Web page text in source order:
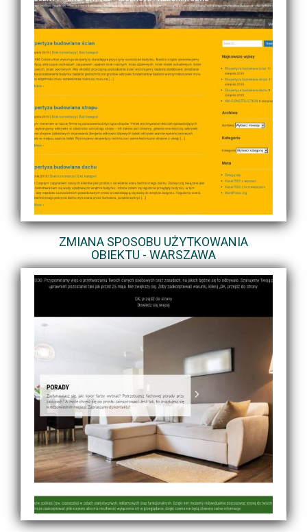
ZMIANA SPOSOBU UŻYTKOWANIA
OBIEKTU - WARSZAWA